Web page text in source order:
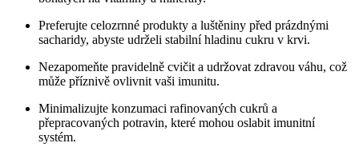
Preferujte celozrnné produkty a luštěniny před prázdnými
sacharidy, abyste udrželi stabilní hladinu cukru v krvi.
Nezapomeňte pravidelně cvičit a udržovat zdravou váhu, což
může příznivě ovlivnit vaši imunitu.
Minimalizujte konzumaci rafinovaných cukrů a
přepracovaných potravin, které mohou oslabit imunitní
systém.